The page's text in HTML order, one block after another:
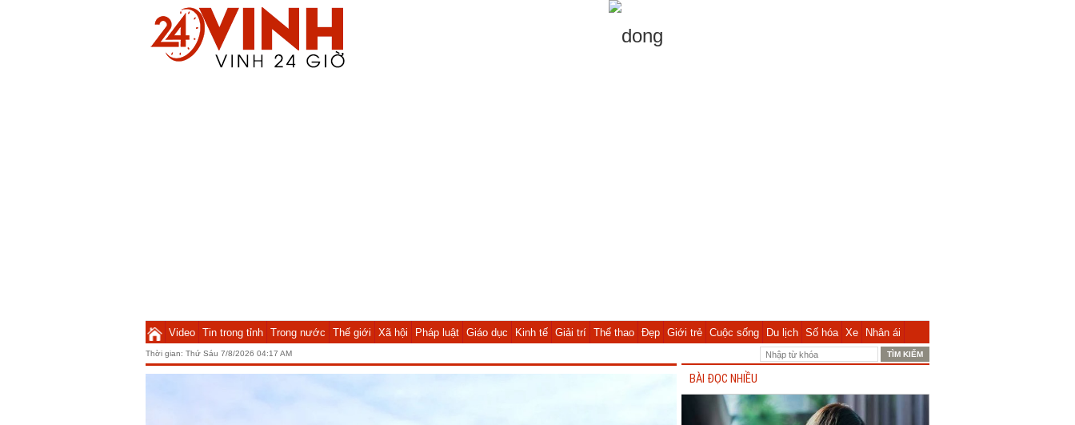
Video Tin trong tỉnh Trong nước Thế giới Xã hội Pháp luật Giáo dục Kinh tế Giải trí Thể thao Đẹp Giới trẻ Cuộc sống Du lịch Số hóa Xe Nhân ái
Thời gian: Thứ Sáu 7/8/2026 04:17 AM
BÀI ĐỌC NHIỀU